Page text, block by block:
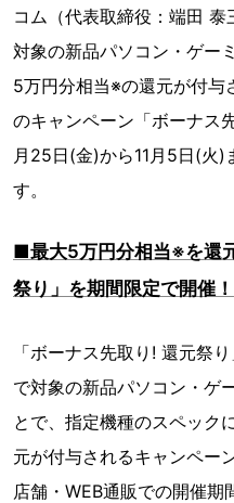
コム（代表取締役：端田 泰
対象の新品パソコン・ゲー
5万円分相当※の還元が付与
のキャンペーン「ボーナス
月25日(金)から11月5日(火)
す。
■最大5万円分相当※を還
祭り」を期間限定で開催！
「ボーナス先取り! 還元祭
で対象の新品パソコン・ゲ
とで、指定機種のスペック
元が付与されるキャンペー
店舗・WEB通販での開催